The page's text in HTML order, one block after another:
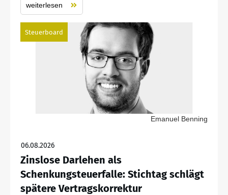
weiterlesen
Steuerboard
Emanuel Benning
06.08.2026
Zinslose Darlehen als
Schenkungsteuerfalle: Stichtag schlägt
spätere Vertragskorrektur